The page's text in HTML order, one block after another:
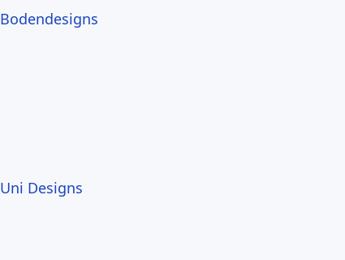
Bodendesigns
Uni Designs